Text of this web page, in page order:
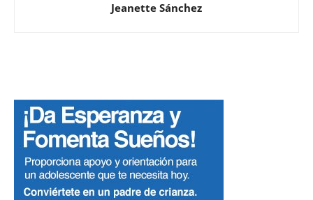
Jeanette Sánchez